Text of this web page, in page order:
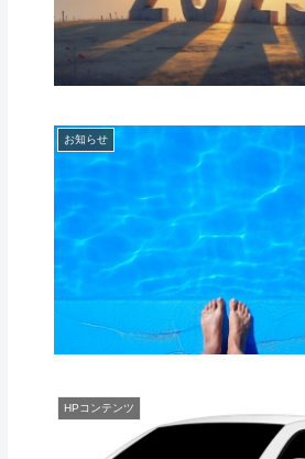
お知らせ
HPコンテンツ